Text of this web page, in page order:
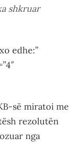
shkruar
edhe:”
së miratoi me
rezolutën
nga